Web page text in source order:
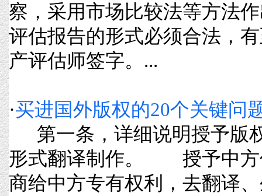
察，采用市场比较法等方法
评估报告的形式必须合法，
产评估师签字。...
·买进国外版权的20个关键问
第一条，详细说明授予版
形式翻译制作。 授予中方
商给中方专有权利，去翻译